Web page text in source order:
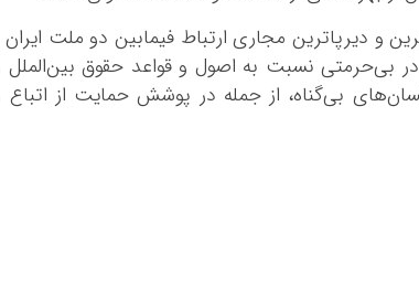
و دیرپاترین مجاری ارتباط فیمابین دو ملت
بی‌حرمتی نسبت به اصول و قواعد حقوق بین‌الملل
بی‌گناه، از جمله در پوشش حمایت از اتباع